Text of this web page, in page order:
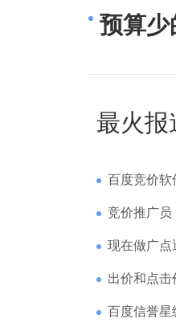
预算少
最火报
百度竞价软件
竞价推广员，
现在做广点
出价和点击
百度信誉星